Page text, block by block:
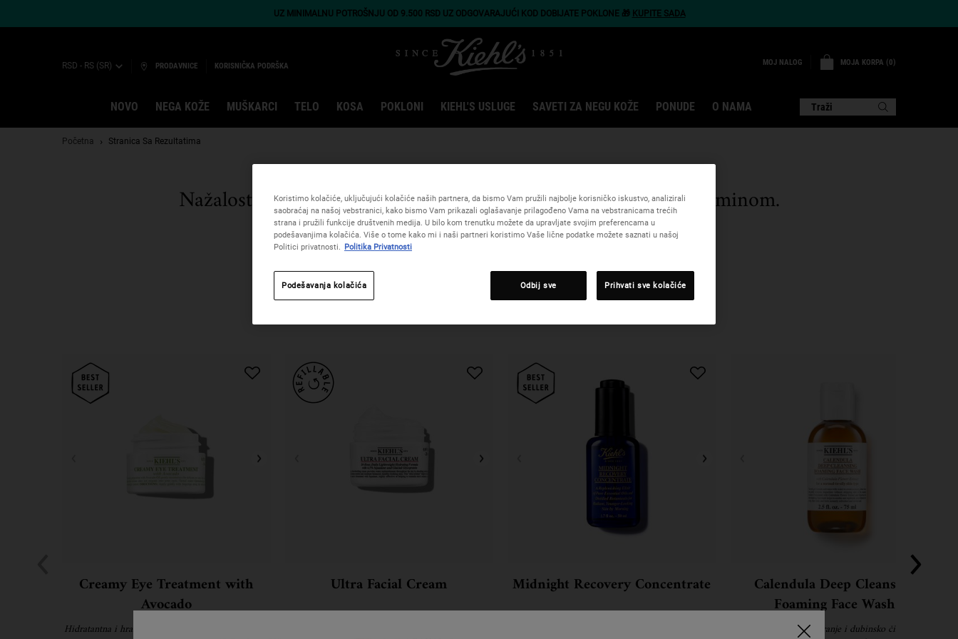
UZ MINIMALNU POTROŠNJU OD 9.500 RSD UZ ODGOVARAJUĆI KOD DOBIJATE POKLONE 🎁 KUPITE SADA
RSD - RS (SR) PRODAVNICE KORISNIČKA PODRŠKA MOJ NALOG MOJA KORPA 0
0 PROIZVOD
NOVO NEGA KOŽE MUŠKARCI TELO KOSA POKLONI KIEHL'S USLUGE SAVETI ZA NEGU KOŽE PONUDE O NAMA Traži
Početna Stranica Sa Rezultatima
Nažalost nema rezultata pretraživanja. Pokušajte sa drugim terminom.
Preporučene formule
Creamy Eye Treatment with
Avocado
Hidratantna i hranljiva krema za područje oko očiju
Ultra Facial Cream Midnight Recovery Concentrate
Calendula Deep Cleansing
Foaming Face Wash
Vrlo učinkovit gel za pranje i dubinsko čišćenje lica
Koristimo kolačiće, uključujući kolačiće naših partnera, da bismo Vam pružili najbolje korisničko iskustvo, analizirali
saobraćaj na našoj vebstranici, kako bismo Vam prikazali oglašavanje prilagođeno Vama na vebstranicama trećih
strana i pružili funkcije društvenih medija. U bilo kom trenutku možete da upravljate svojim preferencama u
podešavanjima kolačića. Više o tome kako mi i naši partneri koristimo Vaše lične podatke možete saznati u našoj
Politici privatnosti.
Politika Privatnosti
Odbij sve Prihvati sve kolačiće
Podešavanja kolačića